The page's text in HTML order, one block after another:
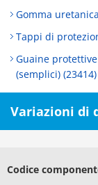
Gomma
Tappi di
Guaine
(semplici) (23414)
Variazioni di
Codice